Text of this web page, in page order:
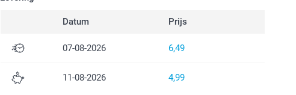
Datum Prijs
07-08-2026 6,49
11-08-2026 4,99